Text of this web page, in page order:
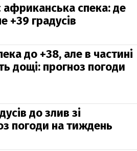
африканська спека: де
+39 градусів
до +38, але в частині
дощі: прогноз погоди
до злив зі
погоди на тиждень